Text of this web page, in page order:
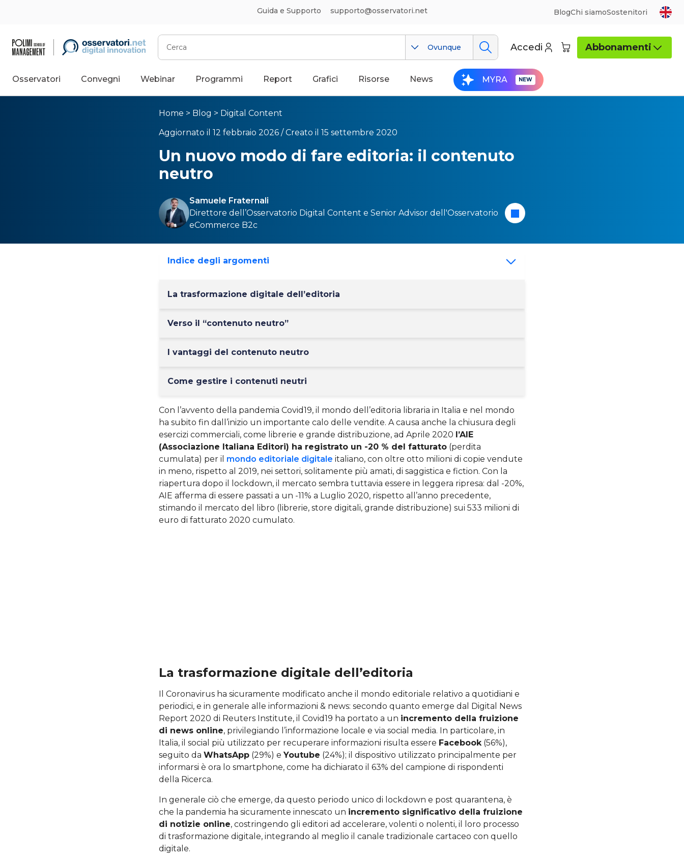
Guida e Supporto supporto@osservatori.net BlogChi siamoSostenitori
Cerca
Ovunque Accedi Abbonamenti
Osservatori Convegni Webinar Programmi Report Grafici Risorse News MYRA
Home > Blog > Digital Content
Aggiornato il 12 febbraio 2026 / Creato il 15 settembre 2020
Un nuovo modo di fare editoria: il contenuto
neutro
Samuele Fraternali
Direttore dell’Osservatorio Digital Content e Senior Advisor dell'Osservatorio
eCommerce B2c
Indice degli argomenti
La trasformazione digitale dell’editoria
Verso il “contenuto neutro”
I vantaggi del contenuto neutro
Come gestire i contenuti neutri
Con l’avvento della pandemia Covid19, il mondo dell’editoria libraria in Italia e nel mondo
ha subito fin dall’inizio un importante calo delle vendite. A causa anche la chiusura degli
esercizi commerciali, come librerie e grande distribuzione, ad Aprile 2020 l’AIE
(Associazione Italiana Editori) ha registrato un -20 % del fatturato (perdita
cumulata) per il mondo editoriale digitale italiano, con oltre otto milioni di copie vendute
in meno, rispetto al 2019, nei settori, solitamente più amati, di saggistica e fiction. Con la
riapertura dopo il lockdown, il mercato sembra tuttavia essere in leggera ripresa: dal -20%,
AIE afferma di essere passati a un -11% a Luglio 2020, rispetto all’anno precedente,
stimando il mercato del libro (librerie, store digitali, grande distribuzione) sui 533 milioni di
euro di fatturato 2020 cumulato.
La trasformazione digitale dell’editoria
Il Coronavirus ha sicuramente modificato anche il mondo editoriale relativo a quotidiani e
periodici, e in generale alle informazioni & news: secondo quanto emerge dal Digital News
Report 2020 di Reuters Institute, il Covid19 ha portato a un incremento della fruizione
di news online, privilegiando l’informazione locale e via social media. In particolare, in
Italia, il social più utilizzato per recuperare informazioni risulta essere Facebook (56%),
seguito da WhatsApp (29%) e Youtube (24%); il dispositivo utilizzato principalmente per
informarsi è ora lo smartphone, come ha dichiarato il 63% del campione di rispondenti
della Ricerca.
In generale ciò che emerge, da questo periodo unico di lockdown e post quarantena, è
che la pandemia ha sicuramente innescato un incremento significativo della fruizione
di notizie online, costringendo gli editori ad accelerare, volenti o nolenti, il loro processo
di trasformazione digitale, integrando al meglio il canale tradizionale cartaceo con quello
digitale.